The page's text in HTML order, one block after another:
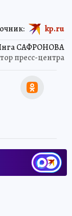
САФРОНОВА
пресс-центра
kp.ru